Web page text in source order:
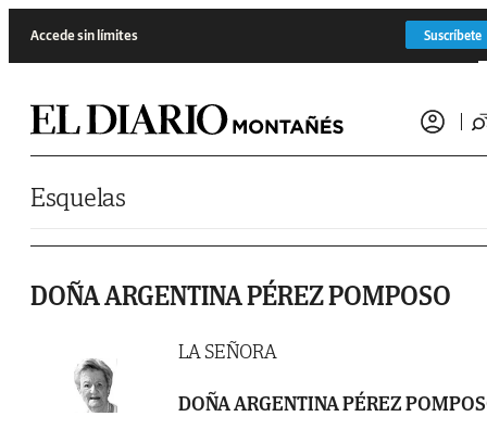
Accede sin límites Suscríbete
Esquelas
DOÑA ARGENTINA PÉREZ POMPOSO
LA SEÑORA
DOÑA ARGENTINA PÉREZ